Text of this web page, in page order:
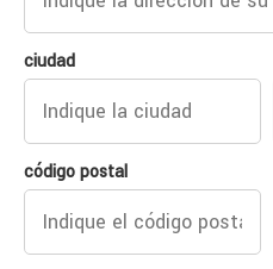
ciudad
código postal